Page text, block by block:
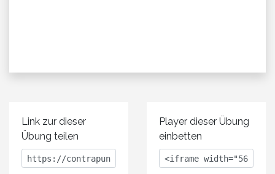
Link zur dieser
Übung teilen
Player dieser Übung
einbetten